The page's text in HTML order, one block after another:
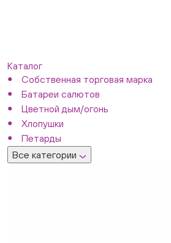
Каталог
Собственная торговая марка
Батареи салютов
Цветной дым/огонь
Хлопушки
Петарды
Все категории